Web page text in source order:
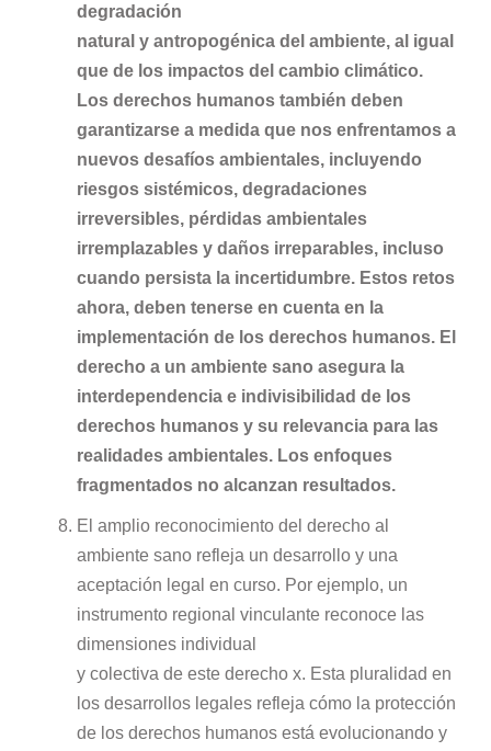
degradación
natural y antropogénica del ambiente, al igual
que de los impactos del cambio climático.
Los derechos humanos también deben
garantizarse a medida que nos enfrentamos a
nuevos desafíos ambientales, incluyendo
riesgos sistémicos, degradaciones
irreversibles, pérdidas ambientales
irremplazables y daños irreparables, incluso
cuando persista la incertidumbre. Estos retos
ahora, deben tenerse en cuenta en la
implementación de los derechos humanos. El
derecho a un ambiente sano asegura la
interdependencia e indivisibilidad de los
derechos humanos y su relevancia para las
realidades ambientales. Los enfoques
fragmentados no alcanzan resultados.
El amplio reconocimiento del derecho al
ambiente sano refleja un desarrollo y una
aceptación legal en curso. Por ejemplo, un
instrumento regional vinculante reconoce las
dimensiones individual
y colectiva de este derecho x. Esta pluralidad en
los desarrollos legales refleja cómo la protección
de los derechos humanos está evolucionando y